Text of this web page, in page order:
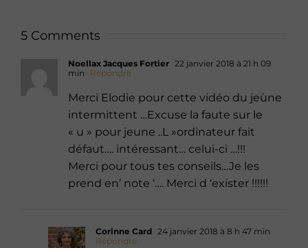
5 Comments
Noellax Jacques Fortier 22 janvier 2018 à 21 h 09
min- Répondre
Merci Elodie pour cette vidéo du jeùne
intermittent …Excuse la faute sur le
« u » pour jeune ..L »ordinateur fait
défaut…. intéressant… celui-ci …!!!
Merci pour tous tes conseils…Je les
prend en’ note ‘…. Merci d ‘exister !!!!!!
Corinne Card 24 janvier 2018 à 8 h 47 min-
Répondre